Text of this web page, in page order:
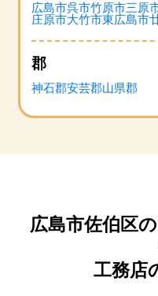
広島市呉市竹原市三原
庄原市大竹市東広島市
郡
神石郡安芸郡山県郡
広島市佐伯区
工務店